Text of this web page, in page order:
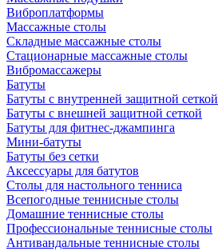
Виброплатформы
Массажные столы
Складные массажные столы
Стационарные массажные столы
Вибромассажеры
Батуты
Батуты с внутренней защитной сеткой
Батуты с внешней защитной сеткой
Батуты для фитнес-джампинга
Мини-батуты
Батуты без сетки
Аксессуары для батутов
Столы для настольного тенниса
Всепогодные теннисные столы
Домашние теннисные столы
Профессиональные теннисные столы
Антивандальные теннисные столы